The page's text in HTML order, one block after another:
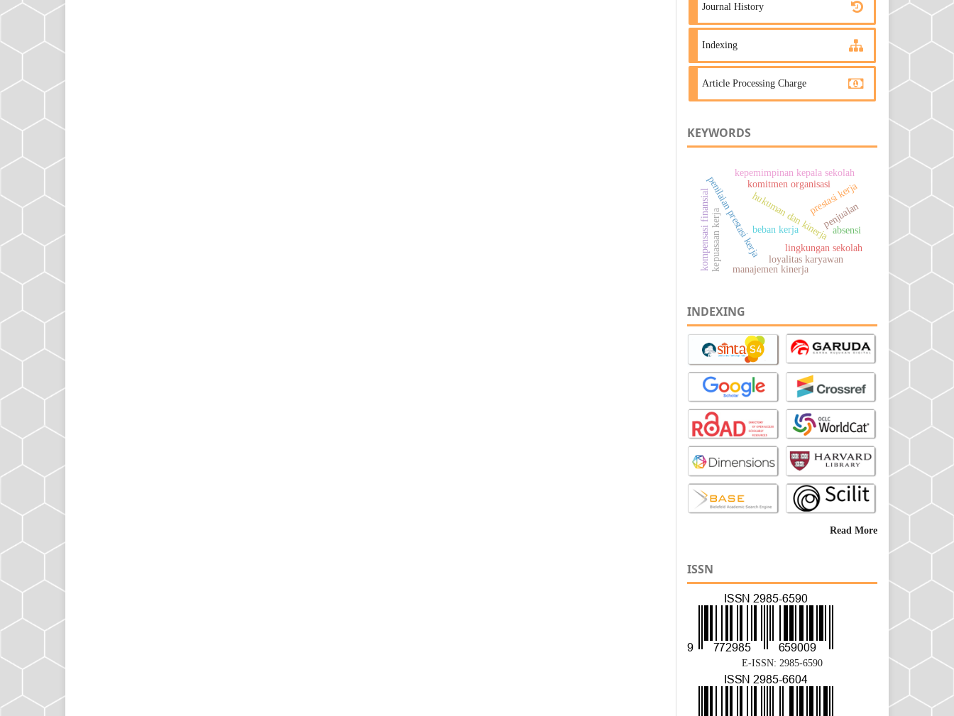
Journal History
Indexing
Article Processing Charge
KEYWORDS
beban kerja
hukuman dan kinerja
penilaian prestasi kerjakomitmen organisasi
kepemimpinan kepala sekolah
lingkungan sekolah
kepuasaan kerja
prestasi kerja
penjualan
kompensasi finansial absensi
loyalitas karyawan
manajemen kinerja
INDEXING
Read More
ISSN
E-ISSN: 2985-6590